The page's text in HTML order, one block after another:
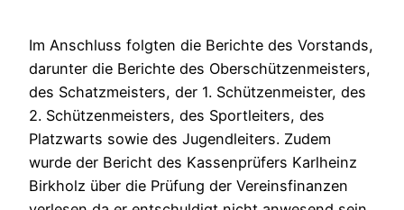
Im Anschluss folgten die Berichte des Vorstands,
darunter die Berichte des Oberschützenmeisters,
des Schatzmeisters, der 1. Schützenmeister, des
2. Schützenmeisters, des Sportleiters, des
Platzwarts sowie des Jugendleiters. Zudem
wurde der Bericht des Kassenprüfers Karlheinz
Birkholz über die Prüfung der Vereinsfinanzen